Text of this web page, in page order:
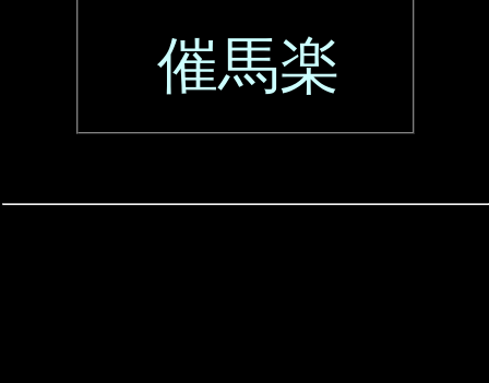
催馬楽